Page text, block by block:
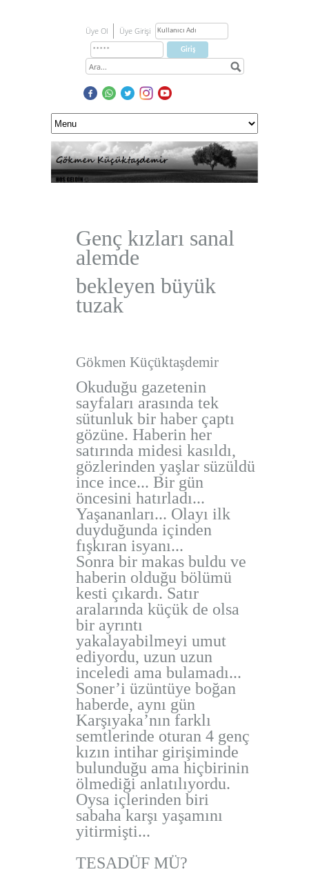
Üye Ol Üye Girişi
Genç kızları sanal
alemde
bekleyen büyük
tuzak
Gökmen Küçüktaşdemir
Okuduğu gazetenin
sayfaları arasında tek
sütunluk bir haber çaptı
gözüne. Haberin her
satırında midesi kasıldı,
gözlerinden yaşlar süzüldü
ince ince... Bir gün
öncesini hatırladı...
Yaşananları... Olayı ilk
duyduğunda içinden
fışkıran isyanı...
Sonra bir makas buldu ve
haberin olduğu bölümü
kesti çıkardı. Satır
aralarında küçük de olsa
bir ayrıntı
yakalayabilmeyi umut
ediyordu, uzun uzun
inceledi ama bulamadı...
Soner’i üzüntüye boğan
haberde, aynı gün
Karşıyaka’nın farklı
semtlerinde oturan 4 genç
kızın intihar girişiminde
bulunduğu ama hiçbirinin
ölmediği anlatılıyordu.
Oysa içlerinden biri
sabaha karşı yaşamını
yitirmişti...
TESADÜF MÜ?